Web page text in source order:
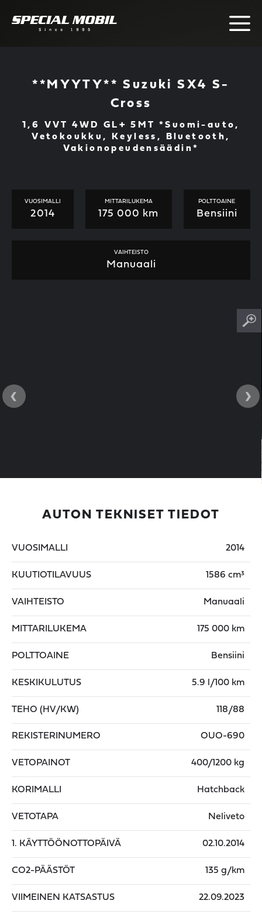
**MYYTY** Suzuki SX4 S-
Cross
1,6 VVT 4WD GL+ 5MT *Suomi-auto,
Vetokoukku, Keyless, Bluetooth,
Vakionopeudensäädin*
VUOSIMALLI
2014
MITTARILUKEMA
175 000 km
POLTTOAINE
Bensiini
VAIHTEISTO
Manuaali
‹ ›
AUTON TEKNISET TIEDOT
VUOSIMALLI 2014
KUUTIOTILAVUUS 1586 cm³
VAIHTEISTO Manuaali
MITTARILUKEMA 175 000 km
POLTTOAINE Bensiini
KESKIKULUTUS 5.9 l/100 km
TEHO (HV/KW) 118/88
REKISTERINUMERO OUO-690
VETOPAINOT 400/1200 kg
KORIMALLI Hatchback
VETOTAPA Neliveto
1. KÄYTTÖÖNOTTOPÄIVÄ 02.10.2014
CO2-PÄÄSTÖT 135 g/km
VIIMEINEN KATSASTUS 22.09.2023